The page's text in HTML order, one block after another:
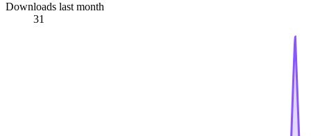
Downloads last month
31